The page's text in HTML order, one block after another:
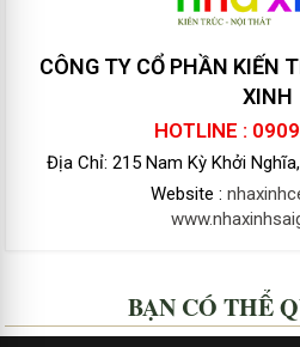
CÔNG TY CỔ PHẦN KIẾN
XINH
HOTLINE :
Địa Chỉ: 215 Nam Kỳ Khởi
Website :
BẠN CÓ THỂ